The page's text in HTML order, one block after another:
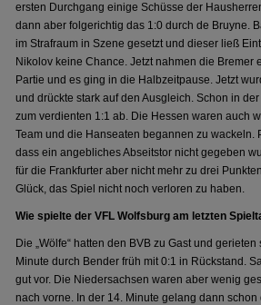
ersten Durchgang einige Schüsse der
dann aber folgerichtig das 1:0 durch de Bruyne.
im Strafraum in Szene gesetzt und dieser ließ
Nikolov keine Chance. Jetzt nahmen die Bremer
Partie und es ging in die Halbzeitpause. Jetzt
und drückte stark auf den Ausgleich. Schon in
zum verdienten 1:1 ab. Die Hessen waren auch
Team und die Hanseaten begannen zu wackeln.
dass ein angebliches Abseitstor nicht gegeben
für die Frankfurter aber nicht mehr zu drei
Glück, das Spiel nicht noch verloren zu haben.
Wie spielte der VFL Wolfsburg am letzten
Die „Wölfe“ hatten den BVB zu Gast und
Minute durch Bender früh mit 0:1 in Rückstand.
gut vor. Die Niedersachsen waren aber wenig
nach vorne. In der 14. Minute gelang dann